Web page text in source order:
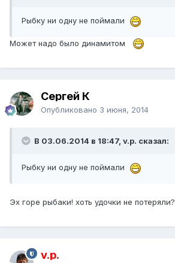
Рыбку ни одну не поймали
Может надо было динамитом
Сергей К
Опубликовано 3 июня, 2014
В 03.06.2014 в 18:47, v.p. сказал:
Рыбку ни одну не поймали
Эх горе рыбаки! хоть удочки не потеряли?
v.p.